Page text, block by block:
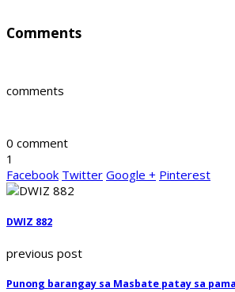
Comments
comments
0 comment
1
Facebook Twitter Google + Pinterest
DWIZ 882
previous post
Punong barangay sa Masbate patay sa